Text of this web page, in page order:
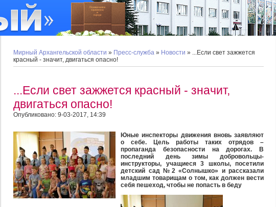
Мирный Архангельской области » Пресс-служба » Новости » ...Если свет зажжется
красный - значит, двигаться опасно!
...Если свет зажжется красный - значит,
двигаться опасно!
Опубликовано: 9-03-2017, 14:39
Юные инспекторы движения вновь заявляют
о себе. Цель работы таких отрядов –
пропаганда безопасности на дорогах. В
последний день зимы добровольцы-
инструкторы, учащиеся 3 школы, посетили
детский сад №2 «Солнышко» и рассказали
младшим товарищам о том, как должен вести
себя пешеход, чтобы не попасть в беду